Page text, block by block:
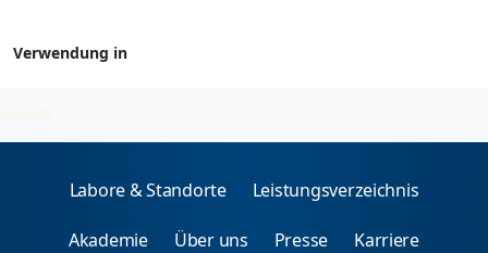
Verwendung in
2026-08-09
Labore & Standorte Leistungsverzeichnis
Akademie Über uns Presse Karriere